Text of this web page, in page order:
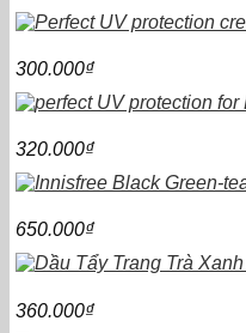
300.000₫
320.000₫
650.000₫
360.000₫